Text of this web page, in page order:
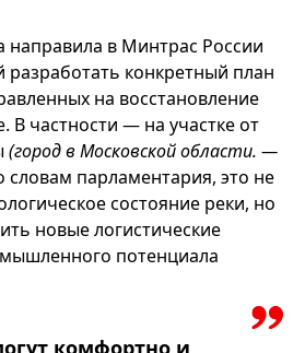
в Минтрас России
конкретный план
на восстановление
В частности — на участке от
(город в Московской области. —
словам парламентария, это не
состояние реки, но
новые логистические
потенциала
комфортно и